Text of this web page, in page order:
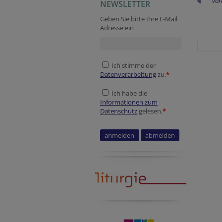
NEWSLETTER
Geben Sie bitte Ihre E-Mail
Adresse ein
Ich stimme der
Datenverarbeitungzu.*
Ich habe die
Informationen zum
Datenschutz gelesen.*